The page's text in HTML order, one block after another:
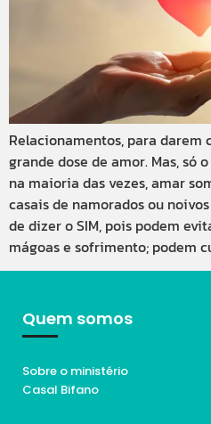
Relacionamentos, para darem
grande dose de amor. Mas, só
na maioria das vezes, amar
casais de namorados ou
de dizer o SIM, pois podem
mágoas e sofrimento; podem
Quem somos
Sobre o ministério
Casal Bifano